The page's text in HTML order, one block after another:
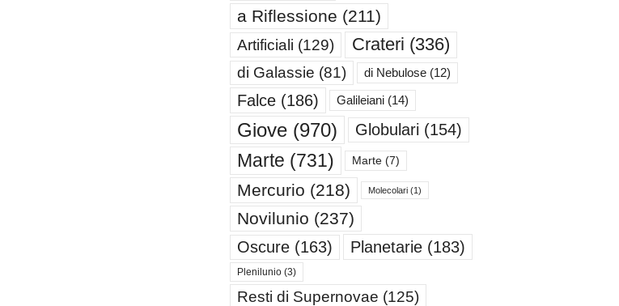
a Riflessione (211)
Artificiali (129) Crateri (336)
di Galassie (81) di Nebulose(12)
Falce(186) Galileiani(14)
Giove(970) Globulari (154)
Marte (731) Marte(7)
Mercurio (218) Molecolari(1)
Novilunio (237)
Oscure(163) Planetarie(183)
Plenilunio(3)
Resti di Supernovae (125)